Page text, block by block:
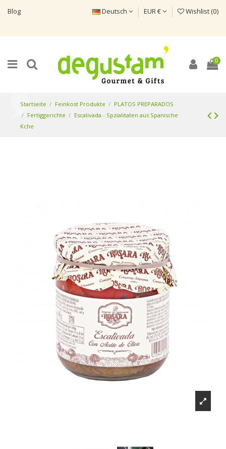
Blog Deutsch EUR € Wishlist (0)
0
Startseite Feinkost Produkte
PLATOS PREPARADOS
Fertiggerichte
Escalivada - Spzialitaten aus Spanische
Kche